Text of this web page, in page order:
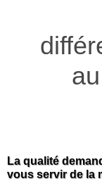
La qualité
vous servir de la